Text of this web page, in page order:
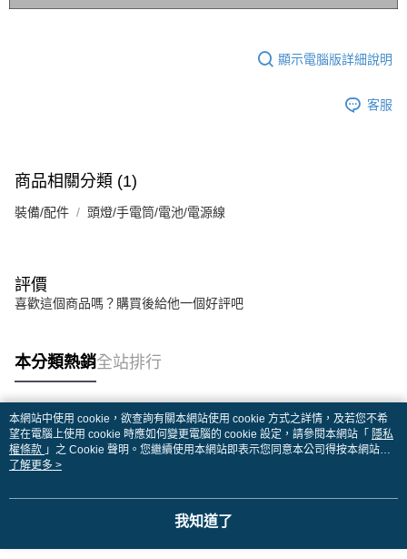
顯示電腦版詳細說明
客服
商品相關分類 (1)
裝備/配件 頭燈/手電筒/電池/電源線
評價
喜歡這個商品嗎？購買後給他一個好評吧
本分類熱銷全站排行
熱門標籤
本網站中使用 cookie，欲查詢有關本網站使用 cookie 方式之詳情，及若您不希
望在電腦上使用 cookie 時應如何變更電腦的 cookie 設定，請參閱本網站「 隱私
權條款 」之 Cookie 聲明。您繼續使用本網站即表示您同意本公司得按本網站使
用條款之 Cookie 聲明使用 cookie。
了解更多 >
我知道了